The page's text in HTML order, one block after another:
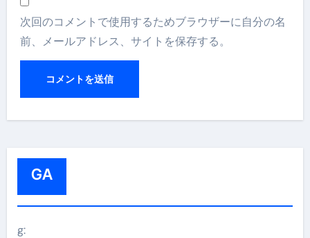
次回のコメントで使用するためブラウザーに自分の名
前、メールアドレス、サイトを保存する。
GA
g: